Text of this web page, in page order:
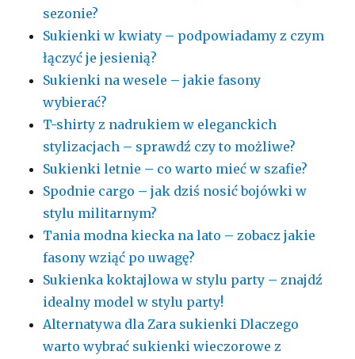
sezonie?
Sukienki w kwiaty – podpowiadamy z czym
łączyć je jesienią?
Sukienki na wesele – jakie fasony
wybierać?
T-shirty z nadrukiem w eleganckich
stylizacjach – sprawdź czy to możliwe?
Sukienki letnie – co warto mieć w szafie?
Spodnie cargo – jak dziś nosić bojówki w
stylu militarnym?
Tania modna kiecka na lato – zobacz jakie
fasony wziąć po uwagę?
Sukienka koktajlowa w stylu party – znajdź
idealny model w stylu party!
Alternatywa dla Zara sukienki Dlaczego
warto wybrać sukienki wieczorowe z